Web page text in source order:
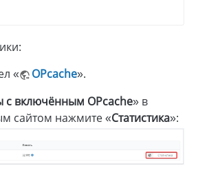
«
OPcache».
с включённым OPcache» в
сайтом нажмите «Статистика»: